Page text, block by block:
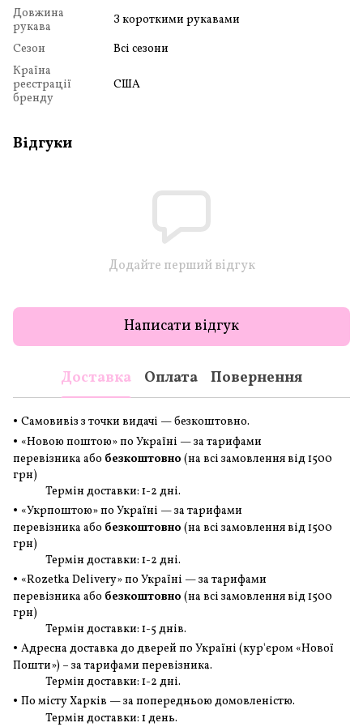
Довжина
рукава
З короткими рукавами
Сезон
Всі сезони
Країна
реєстрації
бренду
США
Відгуки
Додайте перший відгук
Написати відгук
Доставка Оплата Повернення
• Самовивіз з точки видачі — безкоштовно.
• «Новою поштою» по Україні — за тарифами
перевізника або безкоштовно (на всі замовленнявід 1500
грн)
Термін доставки: 1-2 дні.
• «Укрпоштою» по Україні — за тарифами
перевізника або безкоштовно (на всі замовленнявід 1500
грн)
Термін доставки: 1-2 дні.
• «Rozetka Delivery» по Україні — за тарифами
перевізника або безкоштовно (на всі замовленнявід 1500
грн)
Термін доставки: 1-5 днів.
• Адресна доставка до дверей по Україні (кур'єром «Нової
Пошти») – за тарифами перевізника.
Термін доставки: 1-2 дні.
• По місту Харків — за попередньою домовленістю.
Термін доставки: 1 день.